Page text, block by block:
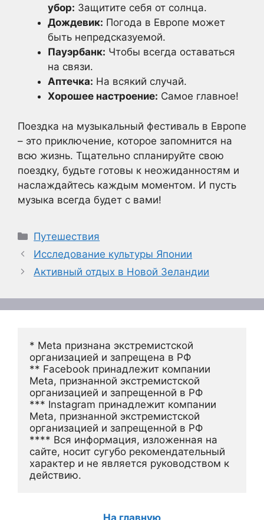
убор: Защитите себя от солнца.
Дождевик: Погода в Европе может
быть непредсказуемой.
Пауэрбанк: Чтобы всегда оставаться
на связи.
Аптечка: На всякий случай.
Хорошее настроение: Самое главное!
Поездка на музыкальный фестиваль в Европе
– это приключение, которое запомнится на
всю жизнь. Тщательно спланируйте свою
поездку, будьте готовы к неожиданностям и
наслаждайтесь каждым моментом. И пусть
музыка всегда будет с вами!
Рубрики
Путешествия
Исследование культуры Японии
Активный отдых в Новой Зеландии
* Meta признана экстремистской
организацией и запрещена в РФ
** Facebook принадлежит компании
Meta, признанной экстремистской
организацией и запрещенной в РФ
*** Instagram принадлежит компании
Meta, признанной экстремистской
организацией и запрещенной в РФ
**** Вся информация, изложенная на
сайте, носит сугубо рекомендательный
характер и не является руководством к
действию.
На главную